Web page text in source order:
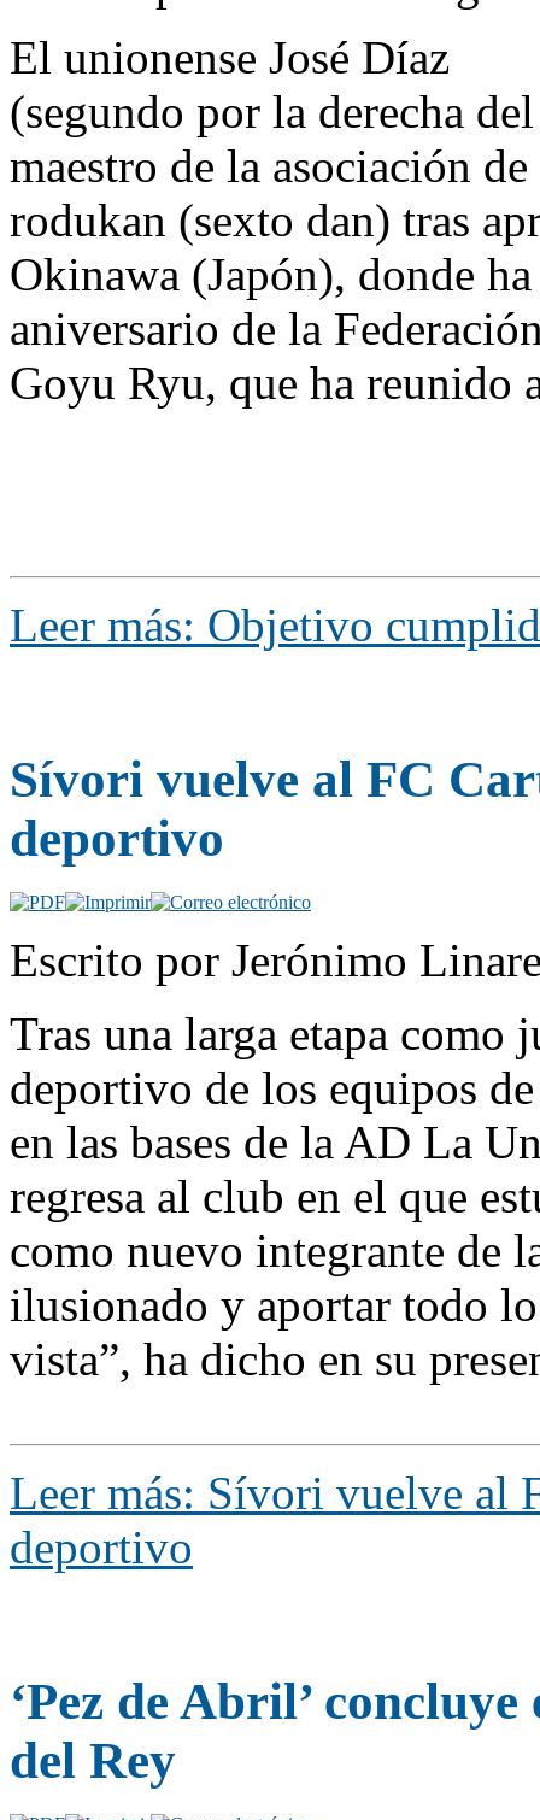
El unionense José Díaz
(segundo por la derecha
maestro de la asociación
rodukan (sexto dan) tras
Okinawa (Japón), donde
aniversario de la
Goyu Ryu, que ha reunido
Leer más: Objetivo
Sívori vuelve al FC
deportivo
Escrito por Jerónimo
Tras una larga etapa como
deportivo de los equipos
en las bases de la AD La
regresa al club en el que
como nuevo integrante de
ilusionado y aportar todo
vista”, ha dicho en su
Leer más: Sívori vuelve al
deportivo
‘Pez de Abril’
del Rey